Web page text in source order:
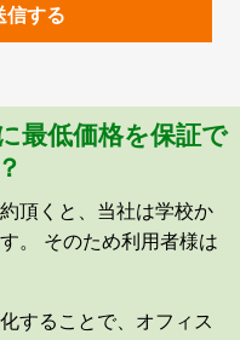
信する
最低価格を保証で
頂くと、当社は学校か
。 そのため利用者様は
することで、オフィス